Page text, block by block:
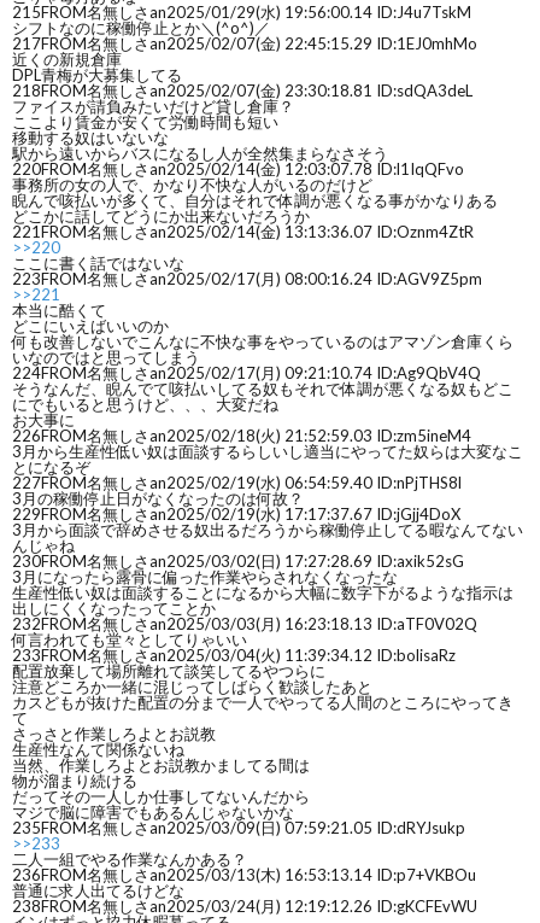
215FROM名無しさan2025/01/29(水) 19:56:00.14 ID:J4u7TskM
シフトなのに稼働停止とか＼(^o^)／
217FROM名無しさan2025/02/07(金) 22:45:15.29 ID:1EJ0mhMo
近くの新規倉庫
DPL青梅が大募集してる
218FROM名無しさan2025/02/07(金) 23:30:18.81 ID:sdQA3deL
ファイスが請負みたいだけど貸し倉庫？
ここより賃金が安くて労働時間も短い
移動する奴はいないな
駅から遠いからバスになるし人が全然集まらなさそう
220FROM名無しさan2025/02/14(金) 12:03:07.78 ID:l1IqQFvo
事務所の女の人で、かなり不快な人がいるのだけど
睨んで咳払いが多くて、自分はそれで体調が悪くなる事がかなりある
どこかに話してどうにか出来ないだろうか
221FROM名無しさan2025/02/14(金) 13:13:36.07 ID:Oznm4ZtR
>>220
ここに書く話ではないな
223FROM名無しさan2025/02/17(月) 08:00:16.24 ID:AGV9Z5pm
>>221
本当に酷くて
どこにいえばいいのか
何も改善しないでこんなに不快な事をやっているのはアマゾン倉庫くら
いなのではと思ってしまう
224FROM名無しさan2025/02/17(月) 09:21:10.74 ID:Ag9QbV4Q
そうなんだ、睨んでて咳払いしてる奴もそれで体調が悪くなる奴もどこ
にでもいると思うけど、、、大変だね
お大事に
226FROM名無しさan2025/02/18(火) 21:52:59.03 ID:zm5ineM4
3月から生産性低い奴は面談するらしいし適当にやってた奴らは大変なこ
とになるぞ
227FROM名無しさan2025/02/19(水) 06:54:59.40 ID:nPjTHS8l
3月の稼働停止日がなくなったのは何故？
229FROM名無しさan2025/02/19(水) 17:17:37.67 ID:jGjj4DoX
3月から面談で辞めさせる奴出るだろうから稼働停止してる暇なんてない
んじゃね
230FROM名無しさan2025/03/02(日) 17:27:28.69 ID:axik52sG
3月になったら露骨に偏った作業やらされなくなったな
生産性低い奴は面談することになるから大幅に数字下がるような指示は
出しにくくなったってことか
232FROM名無しさan2025/03/03(月) 16:23:18.13 ID:aTF0V02Q
何言われても堂々としてりゃいい
233FROM名無しさan2025/03/04(火) 11:39:34.12 ID:bolisaRz
配置放棄して場所離れて談笑してるやつらに
注意どころか一緒に混じってしばらく歓談したあと
カスどもが抜けた配置の分まで一人でやってる人間のところにやってき
て
さっさと作業しろよとお説教
生産性なんて関係ないね
当然、作業しろよとお説教かましてる間は
物が溜まり続ける
だってその一人しか仕事してないんだから
マジで脳に障害でもあるんじゃないかな
235FROM名無しさan2025/03/09(日) 07:59:21.05 ID:dRYJsukp
>>233
二人一組でやる作業なんかある？
236FROM名無しさan2025/03/13(木) 16:53:13.14 ID:p7+VKBOu
普通に求人出てるけどな
238FROM名無しさan2025/03/24(月) 12:19:12.26 ID:gKCFEvWU